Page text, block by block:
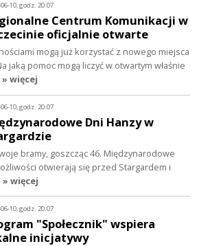
10, godz. 20:07
Centrum Komunikacji w
oficjalnie otwarte
mogą już korzystać z nowego miejsca
jaką pomoc mogą liczyć w otwartym właśnie
» więcej
10, godz. 20:07
Dni Hanzy w
bramy, goszcząc 46. Międzynarodowe
otwierają się przed Stargardem i
» więcej
10, godz. 20:07
"Społecznik" wspiera
inicjatywy